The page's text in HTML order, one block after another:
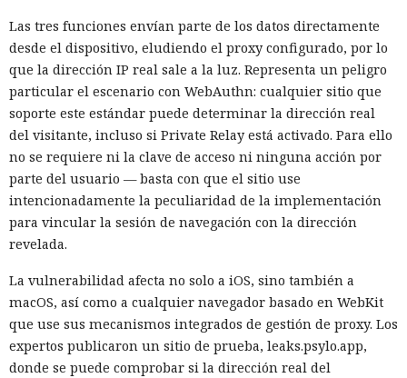
probablemente pretendían llevarse las ramas del registro,
sin embargo no se aporta confirmación de que los archivos
se hubieran robado con éxito.
Para reducir el riesgo de este tipo de ataques, Huntress
recomienda validar y depurar todos los datos que
provengan de los usuarios, así como limitar los privilegios
de las cuentas de base de datos usadas por aplicaciones
públicas. A dichas cuentas no se les deben conceder
permisos para crear objetos Java, ejecutar procedimientos
almacenados innecesarios ni otras acciones administrativas.
Las tres funciones envían parte de los datos directamente
desde el dispositivo, eludiendo el proxy configurado, por lo
que la dirección IP real sale a la luz. Representa un peligro
particular el escenario con WebAuthn: cualquier sitio que
soporte este estándar puede determinar la dirección real
del visitante, incluso si Private Relay está activado. Para ello
no se requiere ni la clave de acceso ni ninguna acción por
parte del usuario — basta con que el sitio use
intencionadamente la peculiaridad de la implementación
para vincular la sesión de navegación con la dirección
revelada.
La vulnerabilidad afecta no solo a iOS, sino también a
macOS, así como a cualquier navegador basado en WebKit
que use sus mecanismos integrados de gestión de proxy. Los
expertos publicaron un sitio de prueba, leaks.psylo.app,
donde se puede comprobar si la dirección real del